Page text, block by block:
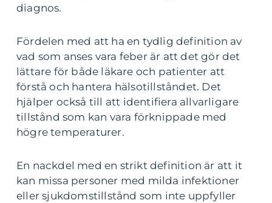
diagnos.
Fördelen med att ha en tydlig definition av
vad som anses vara feber är att det gör det
lättare för både läkare och patienter att
förstå och hantera hälsotillståndet. Det
hjälper också till att identifiera allvarligare
tillstånd som kan vara förknippade med
högre temperaturer.
En nackdel med en strikt definition är att it
kan missa personer med milda infektioner
eller sjukdomstillstånd som inte uppfyller